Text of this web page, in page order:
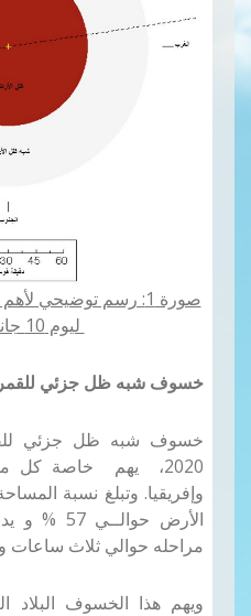
صورة 1: رسم توضيحي
ليوم 10 جانفي 2020
خسوف شبه ظل جزئيللقمر يوم 5
2020، يهم خاصة كل من
وإفريقيا.وتبلغ نسبة
الأرض حوالــي 57
%و
مراحله حوالي ثلاث ساعات و18 دقائق.
ويهم هذا الخسوف البلاد